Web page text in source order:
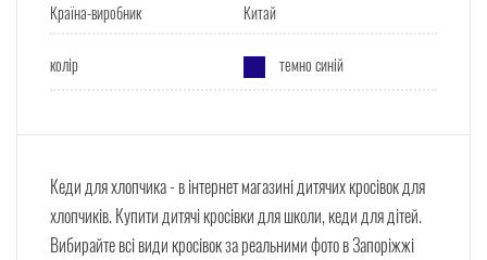
Країна-виробник Китай
колір темно синій
Кеди для хлопчика - в інтернет магазині дитячих кросівок для
хлопчиків. Купити дитячі кросівки для школи, кеди для дітей.
Вибирайте всі види кросівок за реальними фото в Запоріжжі